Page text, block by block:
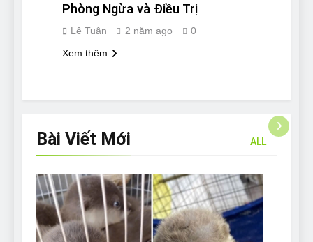
Phòng Ngừa và Điều Trị
Lê Tuân 2 năm ago
0
Xem thêm
Bài Viết Mới ALL